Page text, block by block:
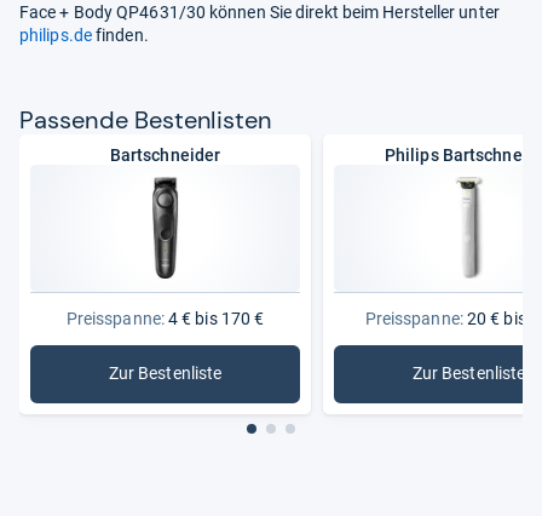
Face + Body QP4631/30 können Sie direkt beim Hersteller unter
philips.definden.
Pas­sende Bes­ten­lis­ten
Bartschneider
Preisspanne:4 € bis 170 €
Zur Bestenliste
: Bartschneider
Philips
Preisspanne:20 € bis
Zur Bestenliste
: Philips